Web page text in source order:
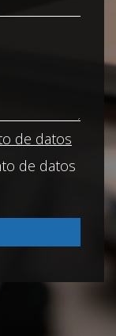
de datos
de datos